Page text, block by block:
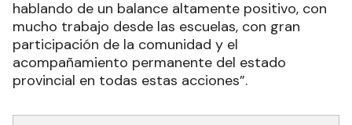
hablando de un balance altamente positivo, con
mucho trabajo desde las escuelas, con gran
participación de la comunidad y el
acompañamiento permanente del estado
provincial en todas estas acciones”.